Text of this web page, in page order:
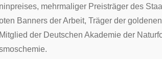
, mehrmaliger Preisträger des
Banners der Arbeit, Träger der
der Deutschen Akademie der